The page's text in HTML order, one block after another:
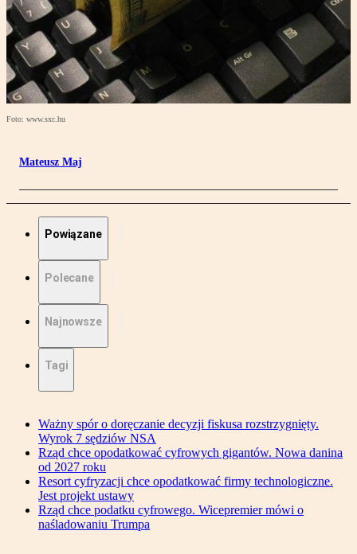
Foto: www.sxc.hu
Mateusz Maj
Powiązane
Polecane
Najnowsze
Tagi
Ważny spór o doręczanie decyzji fiskusa rozstrzygnięty.
Wyrok 7 sędziów NSA
Rząd chce opodatkować cyfrowych gigantów. Nowa danina
od 2027 roku
Resort cyfryzacji chce opodatkować firmy technologiczne.
Jest projekt ustawy
Rząd chce podatku cyfrowego. Wicepremier mówi o
naśladowaniu Trumpa